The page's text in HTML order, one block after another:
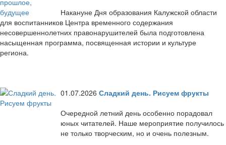
Накануне Дня образования Калужской области
для воспитанников Центра временного содержания
несовершеннолетних правонарушителей была подготовлена
насыщенная программа, посвященная истории и культуре
региона.
01.07.2026 Сладкий день. Рисуем фрукты
Очередной летний день особенно порадовал
юных читателей. Наше мероприятие получилось
не только творческим, но и очень полезным.